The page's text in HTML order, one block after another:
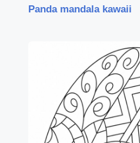
Panda mandala kawaii